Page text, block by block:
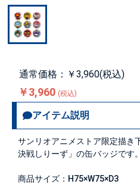
通常価格：￥3,960(税込)
￥3,960 (税込)
アイテム説明
サンリオアニメストア限定描き
決戦しりーず」の缶バッジです。
商品サイズ：H75×W75×D3